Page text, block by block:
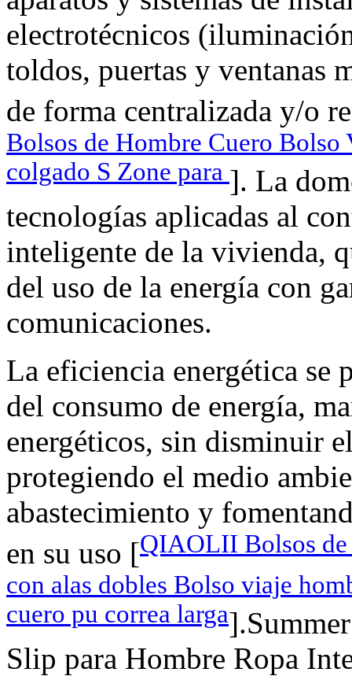
electrotécnicos
toldos, puertas y ventanas
de forma centralizada y/o
Bolsos de Hombre Cuero
colgado S Zone para ]. La
tecnologías aplicadas al
inteligente de la vivienda,
del uso de la energía con
comunicaciones.
La eficiencia energética se
del consumo de energía,
energéticos, sin disminuir
protegiendo el medio
abastecimiento y
en su uso [QIAOLII Bolsos de
con alas dobles Bolso viaje
cuero pu correa larga
Slip para Hombre Ropa